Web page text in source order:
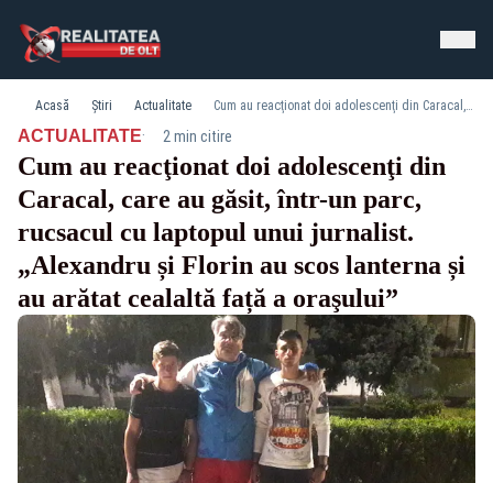
Acasă Știri Actualitate Cum au reacţionat doi adolescenţi din Caracal, care au găsit, într-un parc, rucsacul cu laptopul unui jurnalist. „Alexandru și Florin au scos lanterna și au arătat cealaltă față a oraşului”
ACTUALITATE· 2 min citire
Cum au reacţionat doi adolescenţi din
Caracal, care au găsit, într-un parc,
rucsacul cu laptopul unui jurnalist.
„Alexandru și Florin au scos lanterna și
au arătat cealaltă față a oraşului”